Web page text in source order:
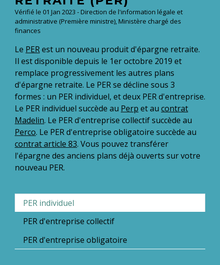
Vérifié le 01 Jan 2023 - Direction de l'information légale et
administrative (Première ministre), Ministère chargé des
finances
Le PERest un nouveau produit d'épargne retraite.
Il est disponible depuis le 1eroctobre 2019 et
remplace progressivement les autres plans
d'épargne retraite. Le PER se décline sous 3
formes : un PER individuel, et deux PER d'entreprise.
Le PER individuel succède au Perp et au contrat
Madelin. Le PER d'entreprise collectif succède au
Perco. Le PER d'entreprise obligatoire succède au
contrat article 83. Vous pouvez transférer
l'épargne des anciens plans déjà ouverts sur votre
nouveau PER.
PER individuel
PER d'entreprise collectif
PER d'entreprise obligatoire